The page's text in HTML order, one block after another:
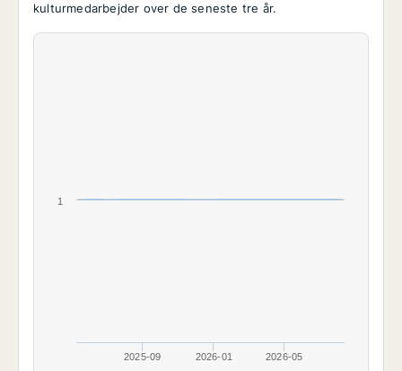
kulturmedarbejder over de seneste tre år.
2025-09 2026-01 2026-05
1